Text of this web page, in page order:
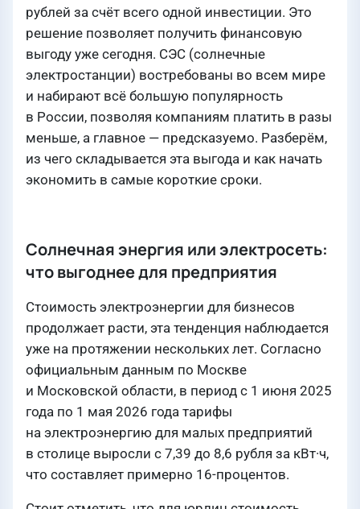
рублей за счёт всего одной инвестиции. Это
решение позволяет получить финансовую
выгоду уже сегодня. СЭС (солнечные
электростанции) востребованы во всем мире
и набирают всё большую популярность
в России, позволяя компаниям платить в разы
меньше, а главное — предсказуемо. Разберём,
из чего складывается эта выгода и как начать
экономить в самые короткие сроки.
Солнечная энергия или электросеть:
что выгоднее для предприятия
Стоимость электроэнергии для бизнесов
продолжает расти, эта тенденция наблюдается
уже на протяжении нескольких лет. Согласно
официальным данным по Москве
и Московской области, в период с 1 июня 2025
года по 1 мая 2026 года тарифы
на электроэнергию для малых предприятий
в столице выросли с 7,39 до 8,6 рубля за кВт·ч,
что составляет примерно 16-процентов.